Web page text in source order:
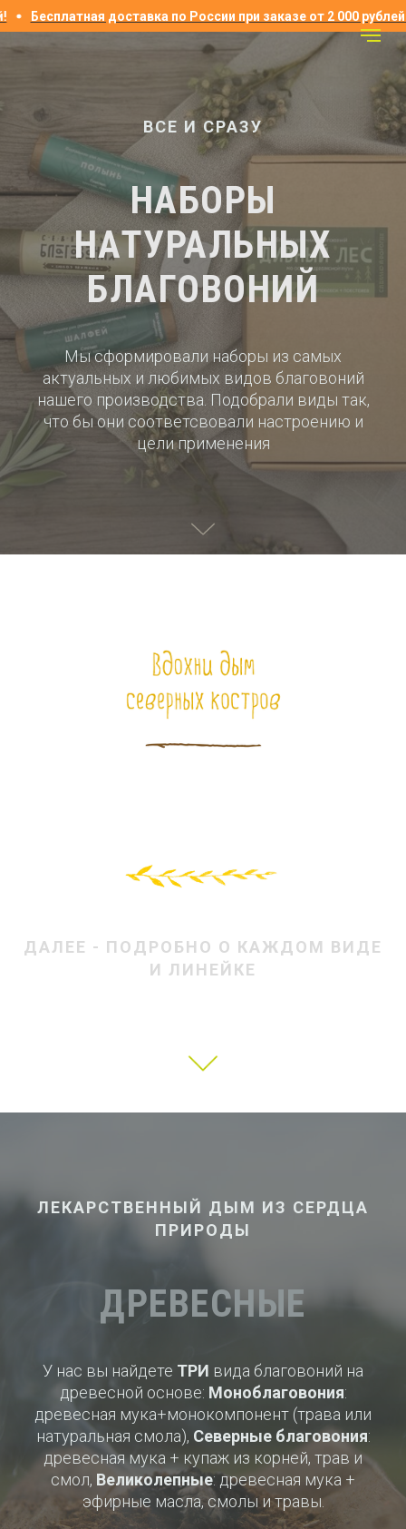
доставка по России при заказе от 2 000 рублей!
ВСЕ И СРАЗУ
НАБОРЫ
НАТУРАЛЬНЫХ
БЛАГОВОНИЙ
Мы сформировали наборы из самых
актуальных и любимых видов благовоний
нашего производства. Подобрали виды так,
что бы они соответсвовали настроению и
цели применения
ДАЛЕЕ - ПОДРОБНО О КАЖДОМ ВИДЕ
И ЛИНЕЙКЕ
ЛЕКАРСТВЕННЫЙ ДЫМ ИЗ СЕРДЦА
ПРИРОДЫ
ДРЕВЕСНЫЕ
У нас вы найдете ТРИ вида благовоний на
древесной основе: Моноблаговония:
древесная мука+монокомпонент (трава или
натуральная смола), Северные благовония:
древесная мука + купаж из корней, трав и
смол, Великолепные: древесная мука +
эфирные масла, смолы и травы.